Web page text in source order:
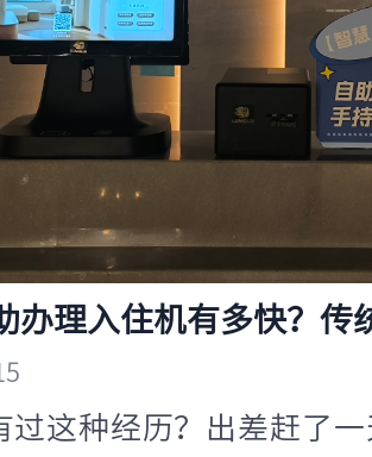
过这种经历？出差赶了